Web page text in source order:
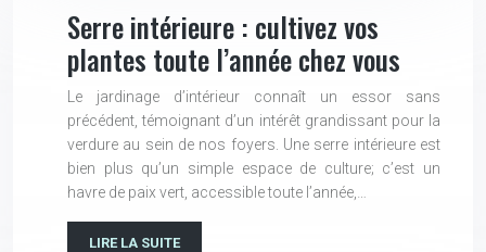
Serre intérieure : cultivez vos
plantes toute l’année chez vous
Le jardinage d’intérieur connaît un essor sans
précédent, témoignant d’un intérêt grandissant pour la
verdure au sein de nos foyers. Une serre intérieure est
bien plus qu’un simple espace de culture; c’est un
havre de paix vert, accessible toute l’année,…
LIRE LA SUITE